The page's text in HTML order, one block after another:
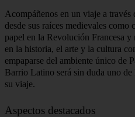
Acompáñenos en un viaje a
desde sus raíces medievales como
papel en la Revolución Francesa y
en la historia, el arte y la cultura
empaparse del ambiente único de
Barrio Latino será sin duda uno de
su viaje.
Aspectos destacados